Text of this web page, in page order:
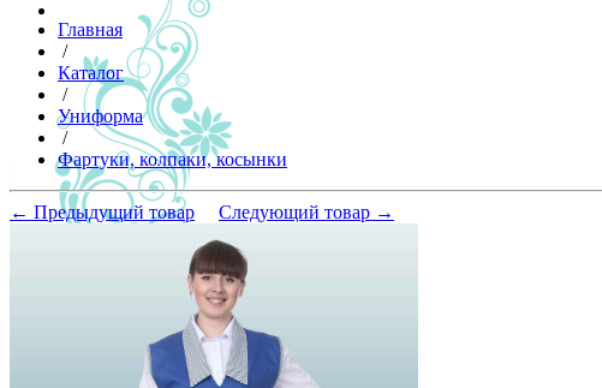
Главная
/
Каталог
/
Униформа
/
Фартуки, колпаки, косынки
← Предыдущий товар Следующий товар →